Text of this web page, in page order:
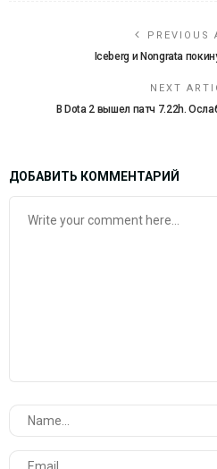
PREVIOUS
Iceberg и Nongrata
NEXT
В Dota 2 вышел патч 7.22h.
ДОБАВИТЬ КОММЕНТАРИЙ